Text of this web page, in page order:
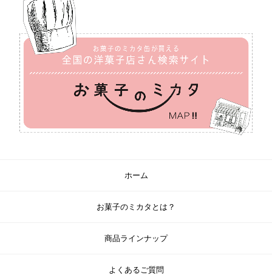
ホーム
お菓子のミカタとは？
商品ラインナップ
よくあるご質問